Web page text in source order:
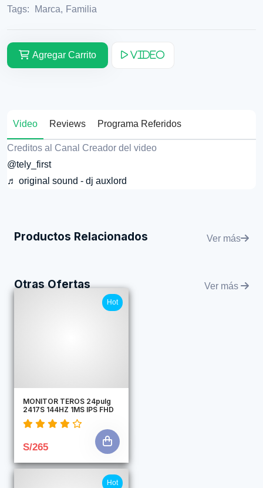
Tags: Marca, Familia
Agregar Carrito Video
Video Reviews Programa Referidos
Creditos al Canal Creador del video
@tely_first
♬ original sound - dj auxlord
Productos Relacionados Ver más
Otras Ofertas Ver más
Hot
MONITOR TEROS 24pulg
2417S 144HZ 1MS IPS FHD
S/265
Hot